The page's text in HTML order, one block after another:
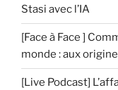
Stasi avec l’IA
[Face à Face ]
monde : aux
[Live Podcast]